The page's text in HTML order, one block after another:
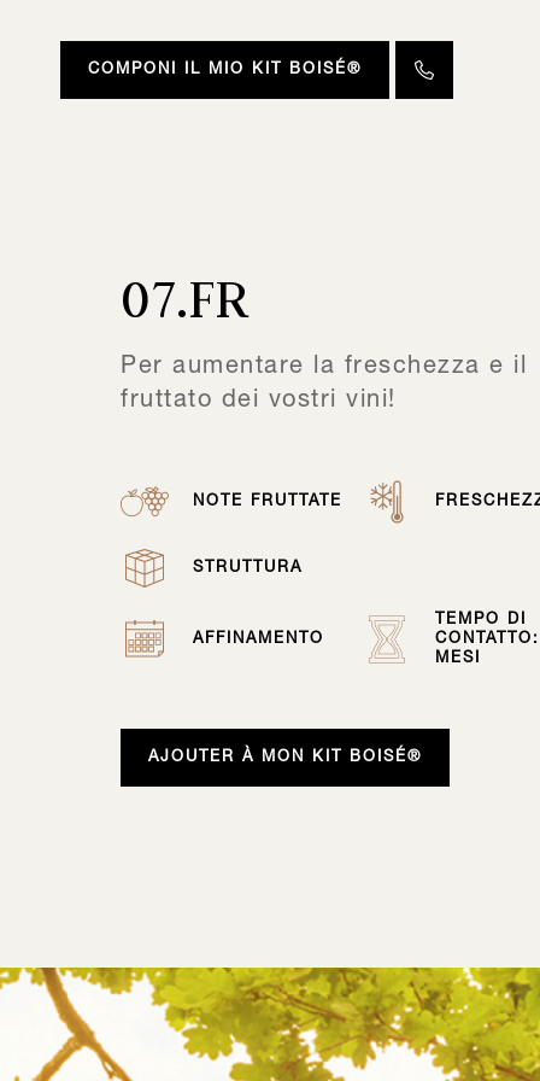
COMPONI IL MIO KIT BOISÉ®
07.FR
Per aumentare la freschezza e il
fruttato dei vostri vini!
NOTE FRUTTATE
STRUTTURA
AFFINAMENTO
TEMPO DI
MESI
AJOUTER À MON KIT BOISÉ®